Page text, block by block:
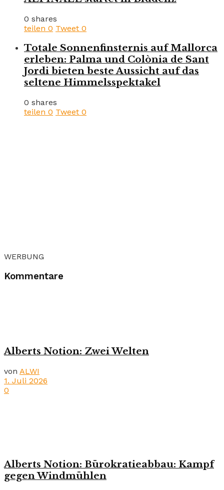
0 shares
teilen 0 Tweet 0
Totale Sonnenfinsternis auf Mallorca
erleben: Palma und Colònia de Sant
Jordi bieten beste Aussicht auf das
seltene Himmelsspektakel
0 shares
teilen 0 Tweet 0
WERBUNG
Kommentare
Alberts Notion: Zwei Welten
von ALWI
1. Juli 2026
0
Alberts Notion: Bürokratieabbau: Kampf
gegen Windmühlen